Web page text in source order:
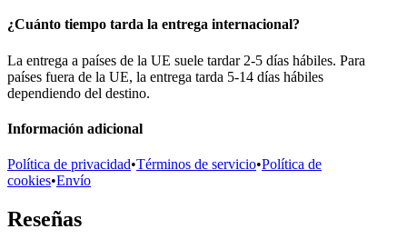
¿Cuánto tiempo tarda la entrega internacional?
La entrega a países de la UE suele tardar 2-5 días hábiles. Para
países fuera de la UE, la entrega tarda 5-14 días hábiles
dependiendo del destino.
Información adicional
Política de privacidad•Términos de servicio•Política de
cookies•Envío
Reseñas